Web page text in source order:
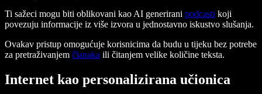
Ti sažeci mogu biti oblikovani kao AI generirani podcasti koji
povezuju informacije iz više izvora u jednostavno iskustvo slušanja.
Ovakav pristup omogućuje korisnicima da budu u tijeku bez potrebe
za pretraživanjem članaka ili čitanjem velike količine teksta.
Internet kao personalizirana učionica